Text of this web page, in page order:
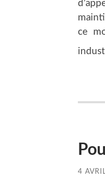
ce
4